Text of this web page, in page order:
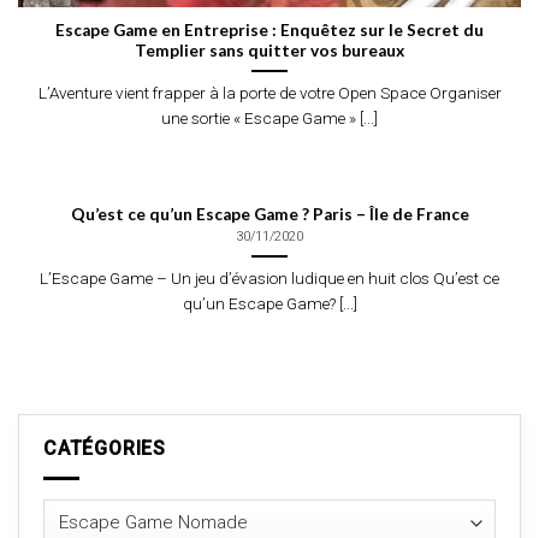
Escape Game en Entreprise : Enquêtez sur le Secret du
Templier sans quitter vos bureaux
L’Aventure vient frapper à la porte de votre Open Space Organiser
une sortie « Escape Game » [...]
Qu’est ce qu’un Escape Game ? Paris – Île de France
30/11/2020
L’Escape Game – Un jeu d’évasion ludique en huit clos Qu’est ce
qu’un Escape Game? [...]
CATÉGORIES
Catégories